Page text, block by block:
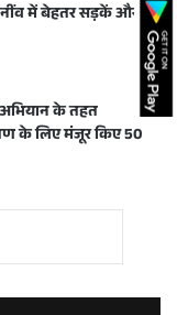
में बेहतर सड़कें और
अभियान के तहत
के लिए मंजूर किए 50